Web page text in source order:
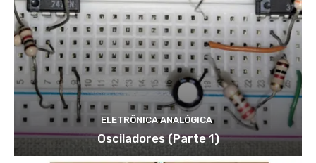
ELETRÔNICA ANALÓGICA
Osciladores (Parte 1)